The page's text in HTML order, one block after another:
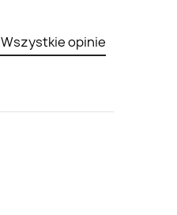
Wszystkie opinie